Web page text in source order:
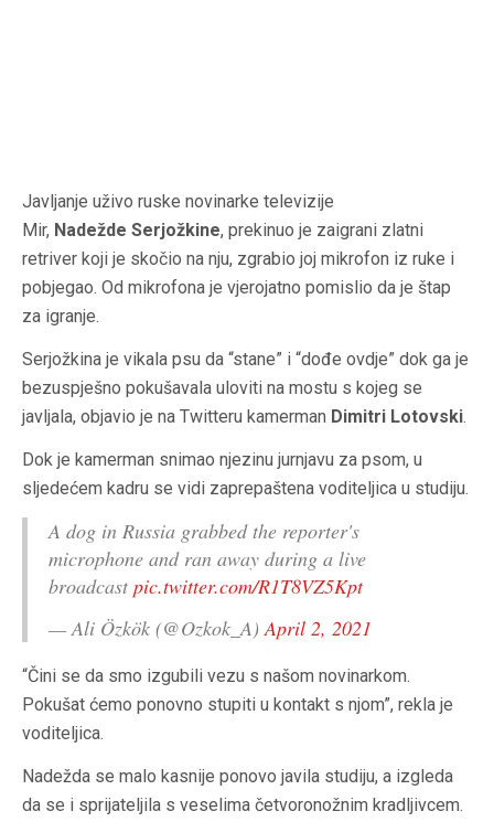
Javljanje uživo ruske novinarke televizije
Mir, Nadežde Serjožkine, prekinuo je zaigrani zlatni
retriver koji je skočio na nju, zgrabio joj mikrofon iz ruke i
pobjegao. Od mikrofona je vjerojatno pomislio da je štap
za igranje.
Serjožkina je vikala psu da “stane” i “dođe ovdje” dok ga je
bezuspješno pokušavala uloviti na mostu s kojeg se
javljala, objavio je na Twitteru kamerman Dimitri Lotovski.
Dok je kamerman snimao njezinu jurnjavu za psom, u
sljedećem kadru se vidi zaprepaštena voditeljica u studiju.
A dog in Russia grabbed the reporter's
microphone and ran away during a live
broadcast pic.twitter.com/R1T8VZ5Kpt
— Ali Özkök (@Ozkok_A)April 2, 2021
“Čini se da smo izgubili vezu s našom novinarkom.
Pokušat ćemo ponovno stupiti u kontakt s njom”, rekla je
voditeljica.
Nadežda se malo kasnije ponovo javila studiju, a izgleda
da se i sprijateljila s veselima četvoronožnim kradljivcem.